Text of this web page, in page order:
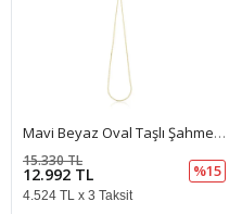
Mavi Beyaz Oval Taşlı Şahmeran
12.992 TL
15.330 TL
%15
4.524 TL x 3 Taksit